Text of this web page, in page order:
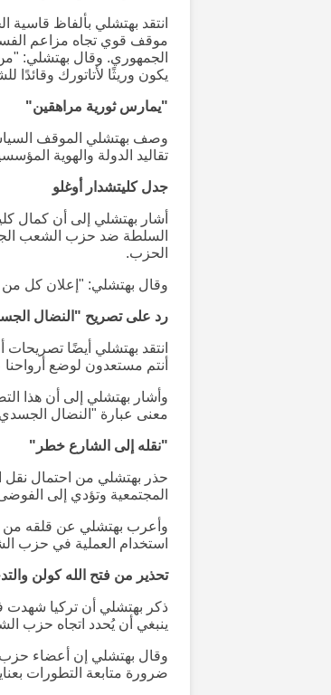
انتقد بهتشلي بألفاظ قاسية
موقف قوي تجاه مزاعم
الجمهوري. وقال بهتشلي:
يكون وريثًا لأتاتورك وقائدًا
"يمارس ثورية مراهقين"
وصف بهتشلي الموقف السياسي
تقاليد الدولة والهوية
جدل كليتشدار أوغلو
أشار بهتشلي إلى أن كمال
السلطة ضد حزب الشعب
الحزب.
وقال بهتشلي: "إعلان كل
رد على تصريح "النضال
انتقد بهتشلي أيضًا
أنتم مستعدون لوضع
وأشار بهتشلي إلى أن هذا
معنى عبارة "النضال
"نقله إلى الشارع خطر"
حذر بهتشلي من احتمال نقل
المجتمعية وتؤدي إلى
وأعرب بهتشلي عن قلقه من
استخدام العملية في حزب
تحذير من فتح الله كولن
ذكر بهتشلي أن تركيا شهدت
ينبغي أن يُحدد اتجاه حزب
وقال بهتشلي إن أعضاء
ضرورة متابعة التطورات